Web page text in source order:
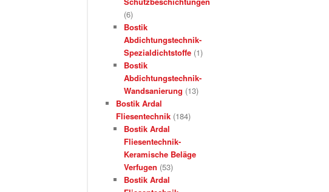
(6)
Bostik
Abdichtungstechnik-
Spezialdichtstoffe (1)
Bostik
Abdichtungstechnik-
Wandsanierung (13)
Bostik Ardal
Fliesentechnik (184)
Bostik Ardal
Fliesentechnik-
Keramische Beläge
Verfugen (53)
Bostik Ardal